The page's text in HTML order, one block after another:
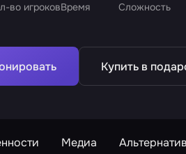
во игроковВремя Сложность
Купить в
Медиа